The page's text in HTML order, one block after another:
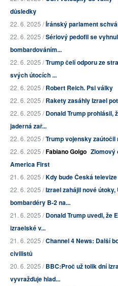
důsledky
22. 6. 2025 /Íránský parlament
22. 6. 2025 /Sériový pedofil se
bombardováním...
22. 6. 2025 /Trump čelí odporu ze
svých útocích ...
22. 6. 2025 /Robert Reich. Psi války
22. 6. 2025 /Rakety zasáhly Izrael
22. 6. 2025 /Donald Trump prohlásil,
jaderná zař...
22. 6. 2025 /Trump vojensky zaútočil
22. 6. 2025 /Fabiano Golgo Zlomový
America First
21. 6. 2025 /Kdy bude Česká
22. 6. 2025 /Izrael zahájil nové
bombardéry B-2 na...
21. 6. 2025 /Donald Trump uvedl, že
izraelské v...
21. 6. 2025 /Channel 4 News: Další
civilistů
20. 6. 2025 /BBC:Proč už tolik dní
vyvražďuje hlad...